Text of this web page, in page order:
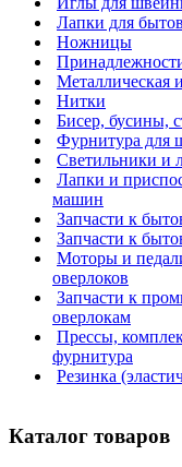
Лапки для
Ножницы
Металлическая
Нитки
Бисер, бусины,
Фурнитура для
Светильники и
Лапки и
машин
Запчасти к
Запчасти к
Моторы и
оверлоков
Запчасти к
оверлокам
Прессы,
фурнитура
Резинка
Каталог товаров